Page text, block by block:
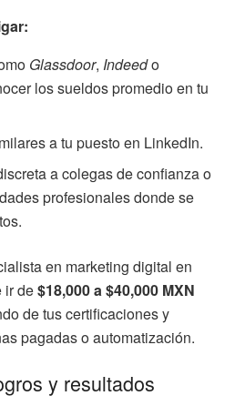
Glassdoor, Indeedo
los sueldos promedio en tu
a tu puesto en LinkedIn.
a colegas de confianza o
profesionales donde se
en marketing digital en
ir de$18,000 a $40,000 MXN
de tus certificaciones y
pagadas o automatización.
y resultados